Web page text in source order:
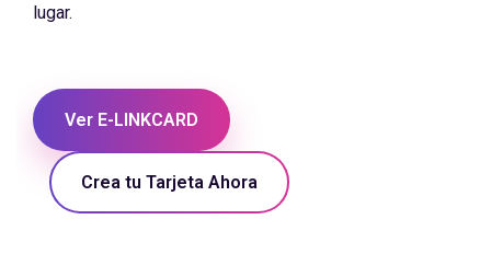
lugar.
Ver E-LINKCARD
Crea tu Tarjeta Ahora